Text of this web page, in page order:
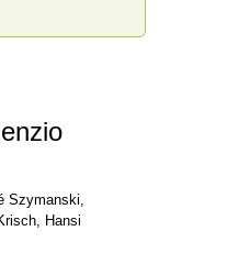
Szymanski,
Hansi